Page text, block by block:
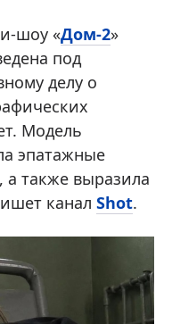
шоу «Дом-2»
под
делу о
Модель
эпатажные
а также выразила
канал Shot.